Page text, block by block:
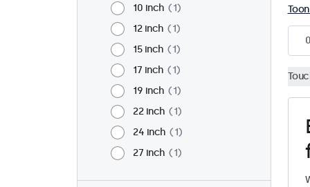
10 inch
1
12 inch
1
15 inch
1
17 inch
1
19 inch
1
22 inch
1
24 inch
1
27 inch
1
0